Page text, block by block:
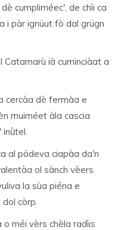
cumpliméec', de chìi ca
i pàr ignüut fò dal grügn
Catamarù ià cuminciàat a
cercàa dè fermàa e
muiméet àla cascia
al pödeva ciapàa da'n
ol sànch vèers
la sùa piéna e
còrp.
méi vèrs chèla radìis